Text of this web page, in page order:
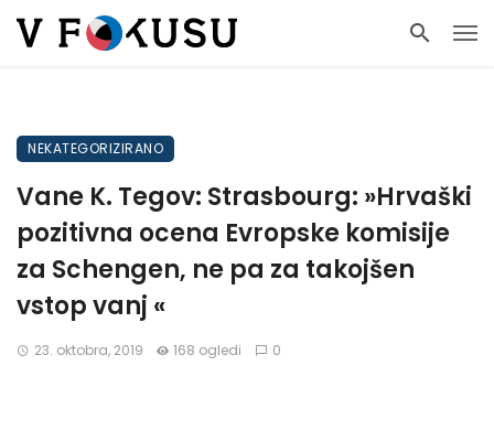
NEKATEGORIZIRANO
Vane K. Tegov: Strasbourg: »Hrvaški
pozitivna ocena Evropske komisije
za Schengen, ne pa za takojšen
vstop vanj «
23. oktobra, 2019 168 ogledi 0